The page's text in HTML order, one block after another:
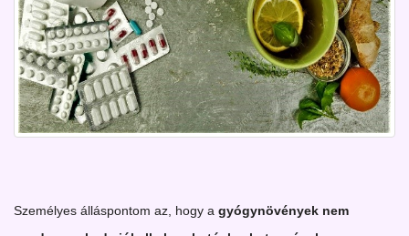
Személyes álláspontom az, hogy a gyógynövények nem